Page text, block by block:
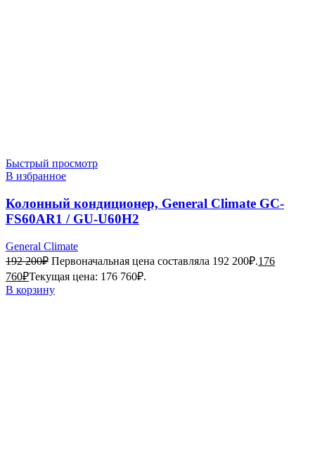
Быстрый просмотр
В избранное
Колонный кондиционер, General Climate GC-
FS60AR1 / GU-U60H2
General Climate
192 200₽ Первоначальная цена составляла 192 200₽.176
760₽Текущая цена: 176 760₽.
В корзину